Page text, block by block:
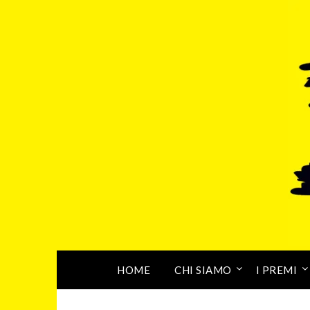
HOME CHI SIAMO I PREMI